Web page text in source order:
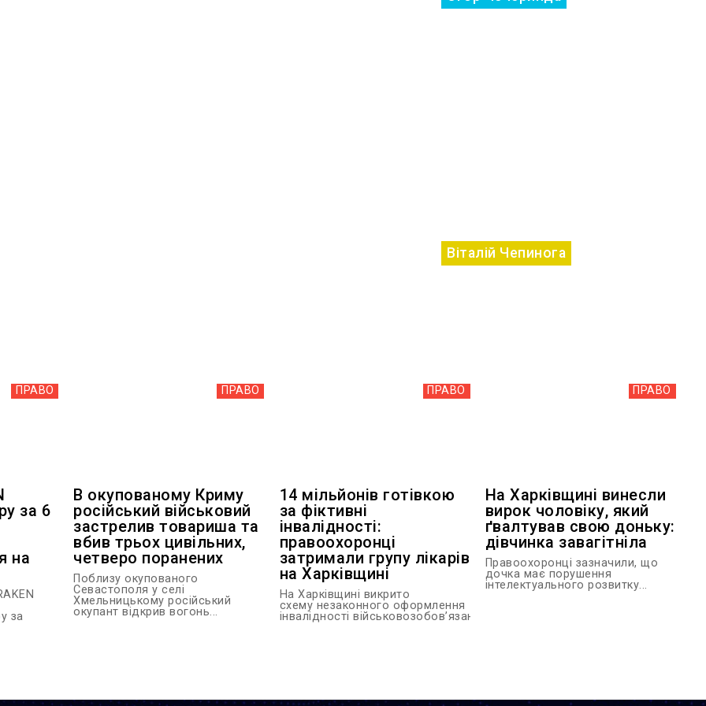
Віталій Чепинога
ПРАВО
за 6
на
за
ПРАВО
В окупованому Криму
російський військовий
застрелив товариша та
вбив трьох цивільних,
четверо поранених
Поблизу окупованого
Севастополя у селі
Хмельницькому російський
окупант відкрив вогонь...
ПРАВО
14 мільйонів готівкою
за фіктивні
інвалідності:
правоохоронці
затримали групу лікарів
на Харківщині
На Харківщині викрито
схему незаконного оформлення
інвалідності військовозобов’язаним...
ПРАВО
На Харківщині винесли
вирок чоловіку, який
ґвалтував свою доньку:
дівчинка завагітніла
Правоохоронці зазначили, що
дочка має порушення
інтелектуального розвитку...